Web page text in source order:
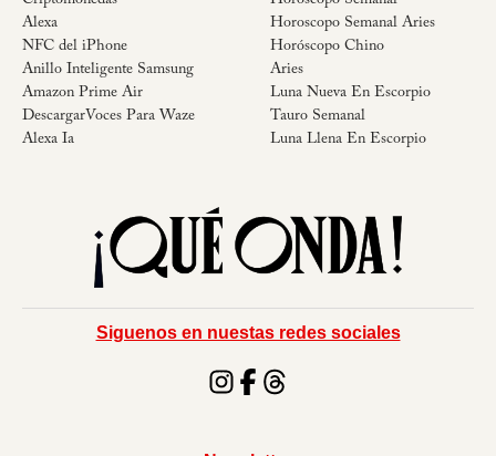
Alexa
NFC del iPhone
Anillo Inteligente Samsung
Amazon Prime Air
DescargarVoces Para Waze
Alexa Ia
Horoscopo Semanal Aries
Horóscopo Chino
Aries
Luna Nueva En Escorpio
Tauro Semanal
Luna Llena En Escorpio
Siguenos en nuestas redes sociales